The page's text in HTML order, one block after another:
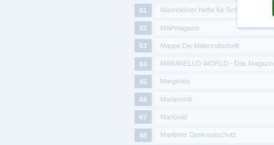
Mannheimer Hefte für
MAPmagazin
Mappe Die Malerzeitschrift
MARANELLO WORLD - Das
Marginata
Mariannhill
MariGold
Maritimer Denkmalschutz